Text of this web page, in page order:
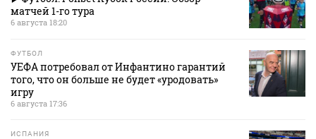
матчей 1-го тура
6 августа 18:20
ФУТБОЛ
УЕФА потребовал от Инфантино гарантий
того, что он больше не будет «уродовать»
игру
6 августа 17:36
ИСПАНИЯ